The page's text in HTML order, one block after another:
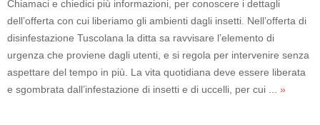
Chiamaci e chiedici più informazioni, per conoscere i dettagli
dell’offerta con cui liberiamo gli ambienti dagli insetti. Nell’offerta di
disinfestazione Tuscolana la ditta sa ravvisare l’elemento di
urgenza che proviene dagli utenti, e si regola per intervenire senza
aspettare del tempo in più. La vita quotidiana deve essere liberata
e sgombrata dall’infestazione di insetti e di uccelli, per cui ... »